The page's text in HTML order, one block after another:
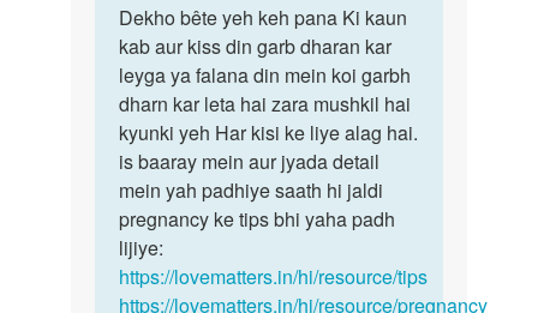
to
Meri
wife
ko
main
period
ke
by
Dekho
bête
yeh
keh
pana
Ki
Dekho bête yeh keh pana Ki kaun
kab aur kiss din garb dharan kar
leyga ya falana din mein koi garbh
dharn kar leta hai zara mushkil hai
kyunki yeh Har kisi ke liye alag hai.
is baaray mein aur jyada detail
mein yah padhiye saath hi jaldi
pregnancy ke tips bhi yaha padh
lijiye:
https://lovematters.in/hi/resource/tips
https://lovematters.in/hi/resource/pregnancy